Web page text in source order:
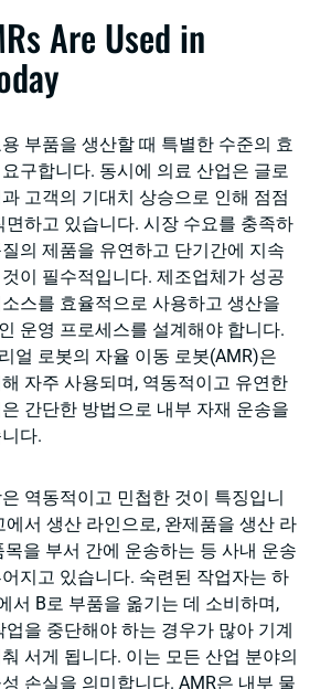
Are Used in
부품을 생산할 때 특별한 수준의 효
구합니다. 동시에 의료 산업은 글로
고객의 기대치 상승으로 인해 점점
면하고 있습니다. 시장 수요를 충족하
의 제품을 유연하고 단기간에 지속
이 필수적입니다. 제조업체가 성공
스를 효율적으로 사용하고 생산을
운영 프로세스를 설계해야 합니다.
얼 로봇의 자율 이동 로봇(AMR)은
자주 사용되며, 역동적이고 유연한
간단한 방법으로 내부 자재 운송을
다.
역동적이고 민첩한 것이 특징입니
에서 생산 라인으로, 완제품을 생산 라
목을 부서 간에 운송하는 등 사내 운송
지고 있습니다. 숙련된 작업자는 하
서 B로 부품을 옮기는 데 소비하며,
업을 중단해야 하는 경우가 많아 기계
서게 됩니다. 이는 모든 산업 분야의
손실을 의미합니다. AMR은 내부 물